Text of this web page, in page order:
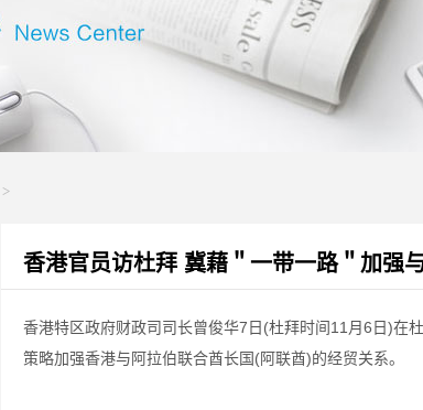
>
香港官员访杜拜 冀藉＂一带一路＂加强
香港特区政府财政司司长曾俊华7日(杜拜时间11月6日)在
策略加强香港与阿拉伯联合酋长国(阿联酋)的经贸关系。